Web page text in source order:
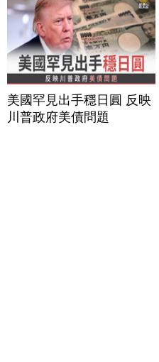
美國罕見出手穩日圓 反映
川普政府美債問題